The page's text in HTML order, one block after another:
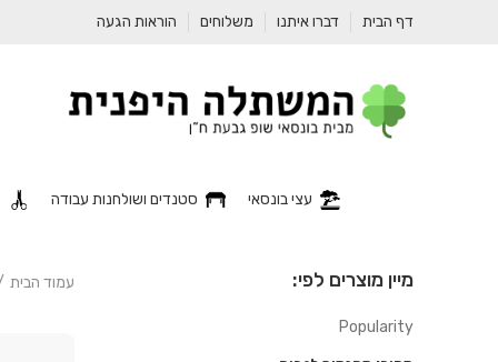
דף הבית דברו איתנו משלוחים הוראות הגעה
עצי בונסאי סטנדים ושולחנות עבודה
מיין מוצרים לפי:
Popularity
עמוד הבית